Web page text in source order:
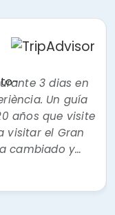
3 dias en
Un guía
que visite
el Gran
y
y